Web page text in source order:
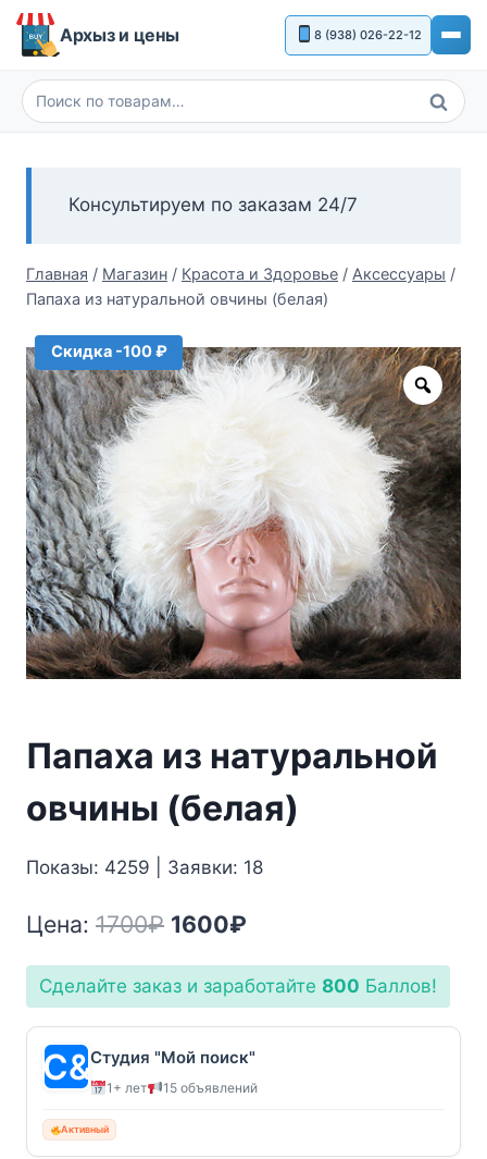
Перейти
Архыз и цены 8 (938) 026-22-12
Искать:
Поиск
Консультируем по заказам 24/7
Главная / Магазин / Красота и Здоровье / Аксессуары /
Папаха из натуральной овчины (белая)
Скидка -100 ₽
Zoom
Папаха из натуральной
овчины (белая)
Показы: 4259 | Заявки: 18
Цена: 1700₽ Первоначальная
цена
составляла
1700₽.
1600₽
цена:
1600₽.
Сделайте заказ и заработайте 800 Баллов!
Студия "Мой поиск"
1+ лет 15 объявлений
Активный